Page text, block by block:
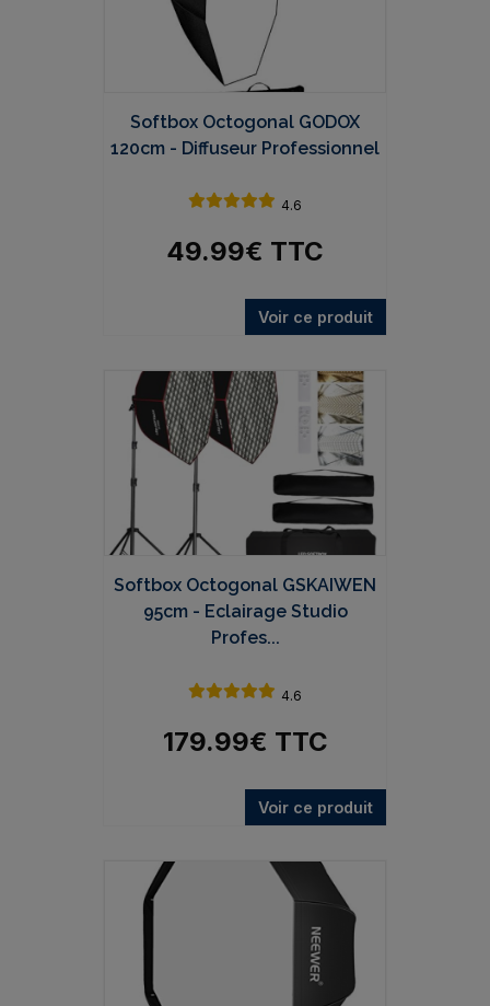
Softbox Octogonal GODOX
120cm - Diffuseur Professionnel
4.6
49.99€ TTC
Voir ce produit
Softbox Octogonal GSKAIWEN
95cm - Eclairage Studio
Profes...
4.6
179.99€ TTC
Voir ce produit